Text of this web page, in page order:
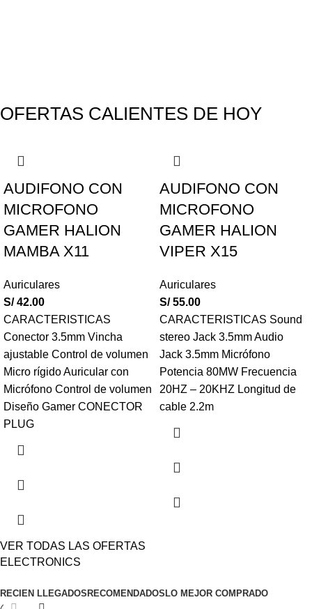
OFERTAS CALIENTES DE HOY
AUDIFONO CON
MICROFONO
GAMER HALION
MAMBA X11
Auriculares
S/42.00
CARACTERISTICAS
Conector 3.5mm Vincha
ajustable Control de volumen
Micro rígido Auricular con
Micrófono Control de volumen
Diseño Gamer CONECTOR
PLUG
AUDIFONO CON
MICROFONO
GAMER HALION
VIPER X15
Auriculares
S/55.00
CARACTERISTICAS Sound
stereo Jack 3.5mm Audio
Jack 3.5mm Micrófono
Potencia 80MW Frecuencia
20HZ – 20KHZ Longitud de
cable 2.2m
VER TODAS LAS OFERTAS
ELECTRONICS
RECIEN LLEGADOS RECOMENDADOS LO MEJOR COMPRADO